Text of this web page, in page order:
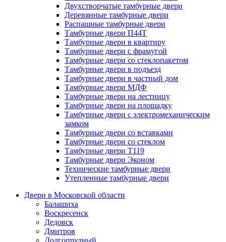
Двухстворчатые тамбурные двери
Деревянные тамбурные двери
Распашные тамбурные двери
Тамбурные двери П44Т
Тамбурные двери в квартиру
Тамбурные двери с фрамугой
Тамбурные двери со стеклопакетом
Тамбурные двери в подъезд
Тамбурные двери в частный дом
Тамбурные двери МДФ
Тамбурные двери на лестницу
Тамбурные двери на площадку
Тамбурные двери с электромеханическим
замком
Тамбурные двери со вставками
Тамбурные двери со стеклом
Тамбурные двери Т119
Тамбурные двери Эконом
Технические тамбурные двери
Утепленные тамбурные двери
Двери в Московской области
Балашиха
Воскресенск
Дедовск
Дмитров
Долгопрудный